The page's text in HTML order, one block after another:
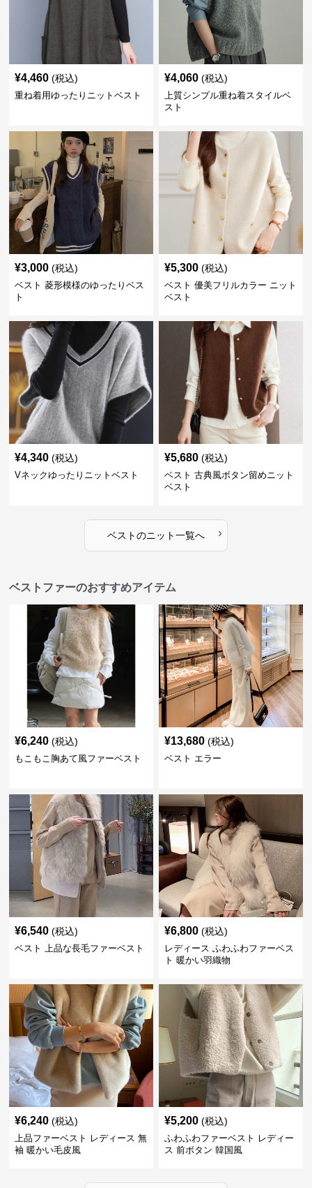
¥4,460 (税込)
重ね着用ゆったりニットベスト
¥4,060 (税込)
上質シンプル重ね着スタイルベ
スト
¥3,000 (税込)
ベスト 菱形模様のゆったりベス
ト
¥5,300 (税込)
ベスト 優美フリルカラー ニット
ベスト
¥4,340 (税込)
Vネックゆったりニットベスト
¥5,680 (税込)
ベスト 古典風ボタン留めニット
ベスト
ベストのニット一覧へ ›
ベストファーのおすすめアイテム
¥6,240 (税込)
もこもこ胸あて風ファーベスト
¥13,680 (税込)
ベスト エラー
¥6,540 (税込)
ベスト 上品な長毛ファーベスト
¥6,800 (税込)
レディース ふわふわファーベス
ト 暖かい羽織物
¥6,240 (税込)
上品ファーベスト レディース 無
袖 暖かい毛皮風
¥5,200 (税込)
ふわふわファーベスト レディー
ス 前ボタン 韓国風